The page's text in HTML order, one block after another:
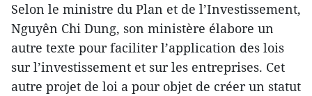
Selon le ministre du Plan et de l’Investissement,
Nguyên Chi Dung, son ministère élabore un
autre texte pour faciliter l’application des lois
sur l’investissement et sur les entreprises. Cet
autre projet de loi a pour objet de créer un statut